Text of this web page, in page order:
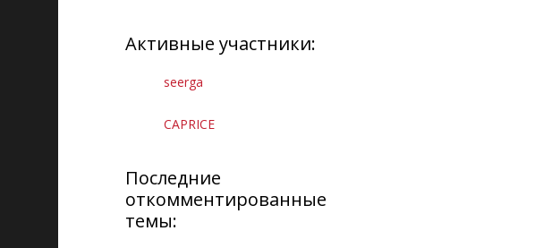
Активные участники:
seerga
CAPRICE
Последние
откомментированные
темы: